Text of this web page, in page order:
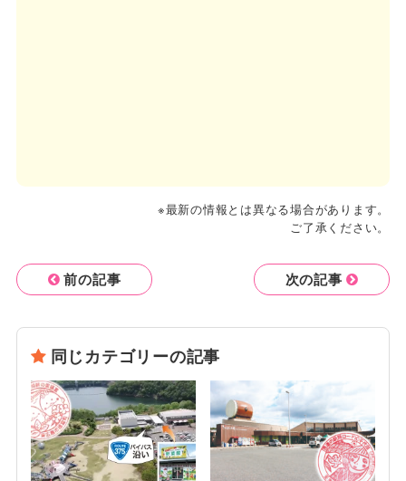
※最新の情報とは異なる場合があります。
ご了承ください。
前の記事 次の記事
同じカテゴリーの記事